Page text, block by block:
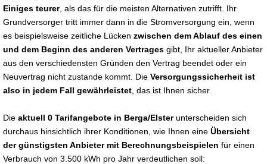
Einiges teurer, als das für die meisten Alternativen zutrifft. Ihr
Grundversorger tritt immer dann in die Stromversorgung ein, wenn
es beispielsweise zeitliche Lücken zwischen dem Ablauf des einen
und dem Beginn des anderen Vertrages gibt, Ihr aktueller Anbieter
aus den verschiedensten Gründen den Vertrag beendet oder ein
Neuvertrag nicht zustande kommt. Die Versorgungssicherheit ist
also in jedem Fall gewährleistet , das ist Ihnen sicher.
Die aktuell 0 Tarifangebote in Berga/Elsterunterscheiden sich
durchaus hinsichtlich ihrer Konditionen, wie Ihnen eine Übersicht
der günstigsten Anbieter mit Berechnungsbeispielen für einen
Verbrauch von 3.500 kWh pro Jahr verdeutlichen soll: